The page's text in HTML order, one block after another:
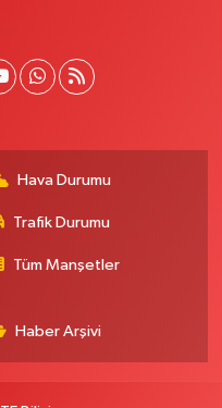
Hava Durumu
Trafik Durumu
Tüm Manşetler
Haber Arşivi